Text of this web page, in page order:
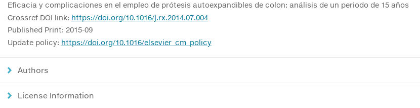
Eficacia y complicaciones en el empleo de prótesis autoexpandibles de colon: análisis de un periodo de 15 años
Crossref DOI link: https://doi.org/10.1016/j.rx.2014.07.004
Published Print: 2015-09
Update policy: https://doi.org/10.1016/elsevier_cm_policy
Authors
License Information